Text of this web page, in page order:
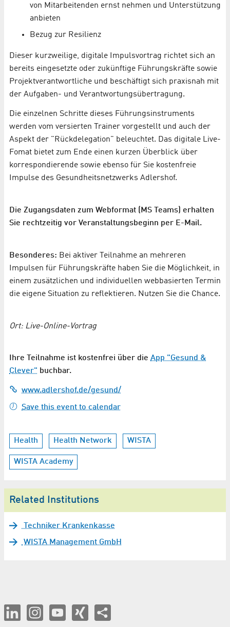
von Mitarbeitenden ernst nehmen und Unterstützung
anbieten
Bezug zur Resilienz
Dieser kurzweilige, digitale Impulsvortrag richtet sich an
bereits eingesetzte oder zukünftige Führungskräfte sowie
Projektverantwortliche und beschäftigt sich praxisnah mit
der Aufgaben- und Verantwortungsübertragung.
Die einzelnen Schritte dieses Führungsinstruments
werden vom versierten Trainer vorgestellt und auch der
Aspekt der "Rückdelegation" beleuchtet. Das digitale Live-
Fomat bietet zum Ende einen kurzen Überblick über
korrespondierende sowie ebenso für Sie kostenfreie
Impulse des Gesundheitsnetzwerks Adlershof.
Die Zugangsdaten zum Webformat (MS Teams) erhalten
Sie rechtzeitig vor Veranstaltungsbeginn per E-Mail.
Besonderes: Bei aktiver Teilnahme an mehreren
Impulsen für Führungskräfte haben Sie die Möglichkeit, in
einem zusätzlichen und individuellen webbasierten Termin
die eigene Situation zu reflektieren. Nutzen Sie die Chance.
Ort: Live-Online-Vortrag
Ihre Teilnahme ist kostenfrei über die App "Gesund &
Clever" buchbar.
www.adlershof.de/gesund/
Save this event to calendar
Health Health Network WISTA
WISTA Academy
Related Institutions
Techniker Krankenkasse
WISTA Management GmbH